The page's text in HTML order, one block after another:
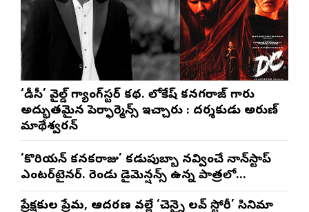
‘డీసీ’ వైల్డ్ గ్యాంగ్‌స్టర్ కథ. లోకేష్ కనగరాజ్ గారు
అద్భుతమైన పెర్ఫార్మెన్స్ ఇచ్చారు : దర్శకుడు అరుణ్
మాథేశ్వరన్
‘కొరియన్ కనకరాజు’ కడుపుబ్బా నవ్వించే నాన్‌స్టాప్
ఎంటర్‌టైనర్. రెండు డైమెన్షన్స్ ఉన్న పాత్రలో
నటించడం చాలా సంతృప్తినిచ్చింది : వరుణ్ తేజ్
ప్రేక్షకుల ప్రేమ, ఆదరణ వల్లే ‘చెన్నై లవ్ స్టోరీ’ సినిమా